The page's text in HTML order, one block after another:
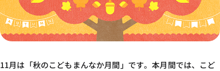
11月は「秋のこどもまんなか月間」です。本月間では、こど